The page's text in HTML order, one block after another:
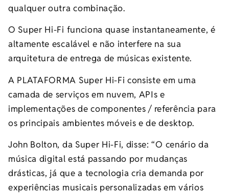
qualquer outra combinação.
O Super Hi-Fi funciona quase instantaneamente, é
altamente escalável e não interfere na sua
arquitetura de entrega de músicas existente.
A PLATAFORMA Super Hi-Fi consiste em uma
camada de serviços em nuvem, APIs e
implementações de componentes / referência para
os principais ambientes móveis e de desktop.
John Bolton, da Super Hi-Fi, disse: “O cenário da
música digital está passando por mudanças
drásticas, já que a tecnologia cria demanda por
experiências musicais personalizadas em vários